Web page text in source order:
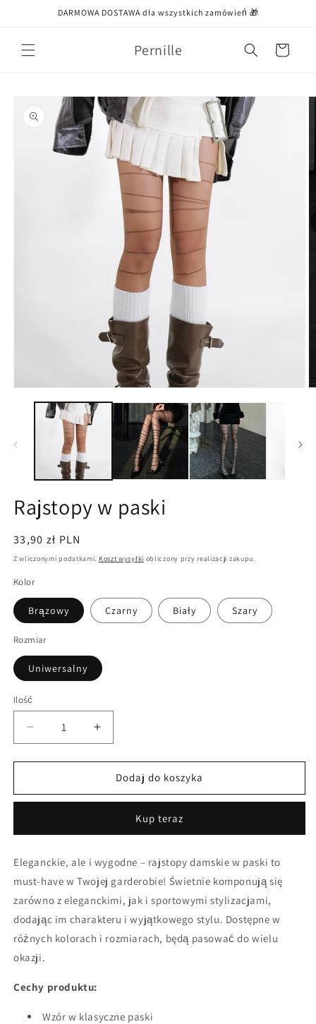
DARMOWA DOSTAWA dla wszystkich zamówień 🎁
Pernille Koszyk
przejść do
informacji
produkcie
multimedia
modalnym
Rajstopy w paski
Cena
regularna
33,90 zł PLN
Z wliczonymi podatkami. Koszt wysyłki obliczony przy realizacji zakupu.
Kolor
Brązowy Czarny Biały Szary
Rozmiar
Uniwersalny
Ilość
Zmniejsz
ilość
dla
w
Zwiększ
ilość
dla
Rajstopy
w
Dodaj do koszyka
Kup teraz
Eleganckie, ale i wygodne – rajstopy damskie w paski to
must-have w Twojej garderobie! Świetnie komponują się
zarówno z eleganckimi, jak i sportowymi stylizacjami,
dodając im charakteru i wyjątkowego stylu. Dostępne w
różnych kolorach i rozmiarach, będą pasować do wielu
okazji.
Cechy produktu:
Wzór w klasyczne paski